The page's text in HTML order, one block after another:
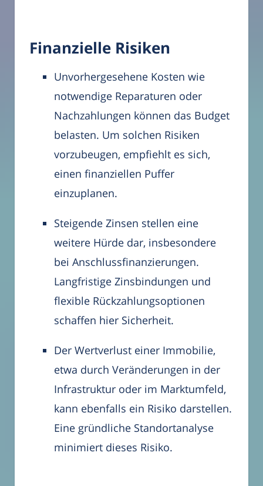
Finanzielle Risiken
Unvorhergesehene Kosten wie
notwendige Reparaturen oder
Nachzahlungen können das Budget
belasten. Um solchen Risiken
vorzubeugen, empfiehlt es sich,
einen finanziellen Puffer
einzuplanen.
Steigende Zinsen stellen eine
weitere Hürde dar, insbesondere
bei Anschlussfinanzierungen.
Langfristige Zinsbindungen und
flexible Rückzahlungsoptionen
schaffen hier Sicherheit.
Der Wertverlust einer Immobilie,
etwa durch Veränderungen in der
Infrastruktur oder im Marktumfeld,
kann ebenfalls ein Risiko darstellen.
Eine gründliche Standortanalyse
minimiert dieses Risiko.